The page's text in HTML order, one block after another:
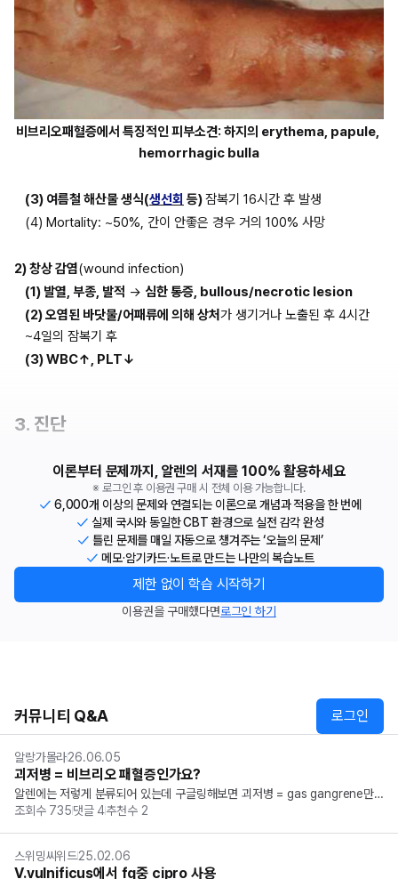
비브리오패혈증에서 특징적인 피부소견: 하지의 erythema, papule,
hemorrhagic bulla
(3) 여름철 해산물 생식(생선회 등) 잠복기 16시간 후 발생
(4) Mortality: ~50%, 간이 안좋은 경우 거의 100% 사망
2) 창상 감염(wound infection)
(1) 발열, 부종, 발적 → 심한 통증, bullous/necrotic lesion
(2) 오염된 바닷물/어패류에 의해 상처가 생기거나 노출된 후 4시간
~4일의 잠복기 후
(3) WBC↑, PLT↓
3. 진단
이론부터 문제까지, 알렌의 서재를 100% 활용하세요
※ 로그인 후 이용권 구매 시 전체 이용 가능합니다.
6,000개 이상의 문제와 연결되는 이론으로 개념과 적용을 한 번에
실제 국시와 동일한 CBT 환경으로 실전 감각 완성
틀린 문제를 매일 자동으로 챙겨주는 ‘오늘의 문제’
메모·암기카드·노트로 만드는 나만의 복습노트
제한 없이 학습 시작하기
이용권을 구매했다면로그인 하기
커뮤니티 Q&A 로그인
알랑가몰라26.06.05
괴저병 = 비브리오 패혈증인가요?
알렌에는 저렇게 분류되어 있는데 구글링해보면 괴저병 = gas gangrene만
의미하는 것 같네요... 의학용어집 등에 보면 괴저병과 비브리오패혈증이 같은
조회수 735댓글4추천수 2
스위밍씨위드25.02.06
V.vulnificus에서 fq중 cipro 사용